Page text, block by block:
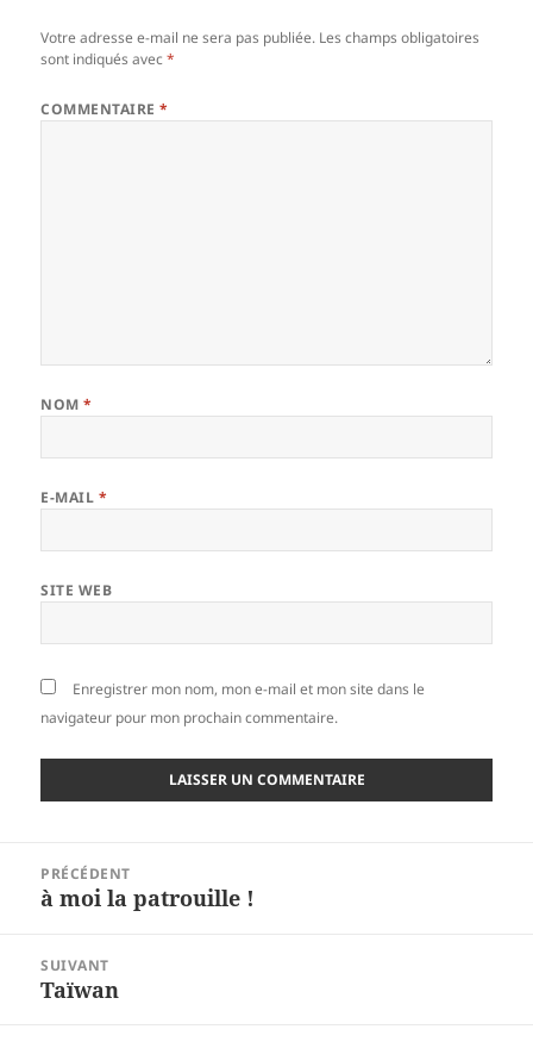
Votre adresse e-mail ne sera pas publiée. Les champs obligatoires
sont indiqués avec*
COMMENTAIRE*
NOM*
E-MAIL *
SITE WEB
Enregistrer mon nom, mon e-mail et mon site dans le
navigateur pour mon prochain commentaire.
l’article
PRÉCÉDENT
Article
à moi la patrouille !
SUIVANT
Article
Taïwan